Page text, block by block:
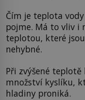
Čím je teplota
pojme. Má to vliv i
teplotou, které
nehybné.
Při zvýšené
množství kyslíku,
hladiny proniká.